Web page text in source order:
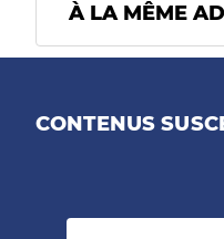
À LA MÊME
CONTENUS